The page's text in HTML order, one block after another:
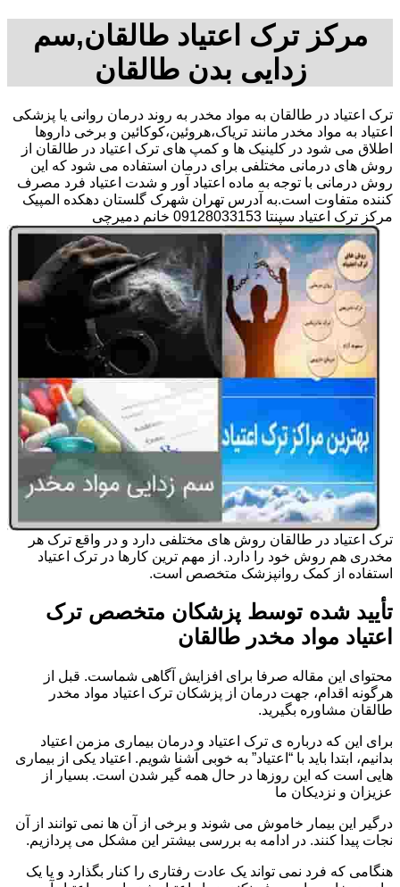
مرکز ترک اعتیاد طالقان,سم
زدایی بدن طالقان
ترک اعتیاد در طالقان به مواد مخدر به روند درمان روانی یا پزشکی
اعتیاد به مواد مخدر مانند تریاک،هروئین،کوکائین و برخی داروها
اطلاق می شود در کلینیک ها و کمپ های ترک اعتیاد در طالقان از
روش های درمانی مختلفی برای درمان استفاده می شود که این
روش درمانی با توجه به ماده اعتیاد آور و شدت اعتیاد فرد مصرف
کننده متفاوت است.به آدرس تهران شهرک گلستان دهکده المپیک
مرکز ترک اعتیاد سپنتا 09128033153 خانم دمیرچی
ترک اعتیاد در طالقان روش های مختلفی دارد و در واقع ترک هر
مخدری هم روش خود را دارد. از مهم ترین کارها در ترک اعتیاد
استفاده از کمک روانپزشک متخصص است.
تأیید شده توسط پزشکان متخصص ترک
اعتیاد مواد مخدر طالقان
محتوای این مقاله صرفا برای افزایش آگاهی شماست. قبل از
هرگونه اقدام، جهت درمان از پزشکان ترک اعتیاد مواد مخدر
طالقان مشاوره بگیرید.
برای این که درباره ی ترک اعتیاد و درمان بیماری مزمن اعتیاد
بدانیم، ابتدا باید با “اعتیاد” به خوبی آشنا شویم. اعتیاد یکی از بیماری
هایی است که این روزها در حال همه گیر شدن است. بسیار از
عزیزان و نزدیکان ما
درگیر این بیمار خاموش می شوند و برخی از آن ها نمی توانند از آن
نجات پیدا کنند. در ادامه به بررسی بیشتر این مشکل می پردازیم.
هنگامی که فرد نمی تواند یک عادت رفتاری را کنار بگذارد و یا یک